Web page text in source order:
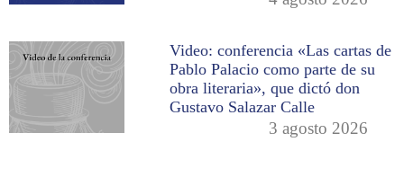
Video: conferencia «Las cartas de
Pablo Palacio como parte de su
obra literaria», que dictó don
Gustavo Salazar Calle
3 agosto 2026